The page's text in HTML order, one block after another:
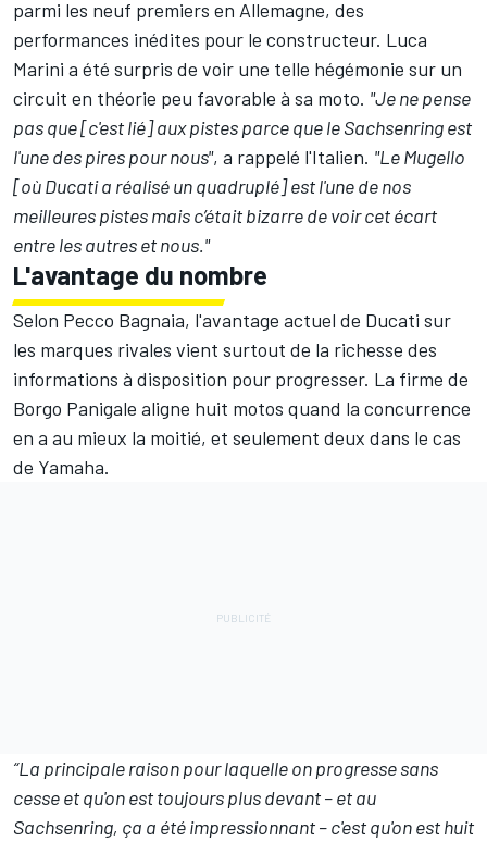
parmi les neuf premiers en Allemagne, des
performances inédites pour le constructeur. Luca
Marini a été surpris de voir une telle hégémonie sur un
circuit en théorie peu favorable à sa moto. "Je ne pense
pas que [c'est lié] aux pistes parce que le Sachsenring est
l'une des pires pour nous", a rappelé l'Italien. "Le Mugello
[où Ducati a réalisé un quadruplé] est l'une de nos
meilleures pistes mais c’était bizarre de voir cet écart
entre les autres et nous."
L'avantage du nombre
Selon Pecco Bagnaia, l'avantage actuel de Ducati sur
les marques rivales vient surtout de la richesse des
informations à disposition pour progresser. La firme de
Borgo Panigale aligne huit motos quand la concurrence
en a au mieux la moitié, et seulement deux dans le cas
de Yamaha.
“La principale raison pour laquelle on progresse sans
cesse et qu'on est toujours plus devant – et au
Sachsenring, ça a été impressionnant – c'est qu'on est huit